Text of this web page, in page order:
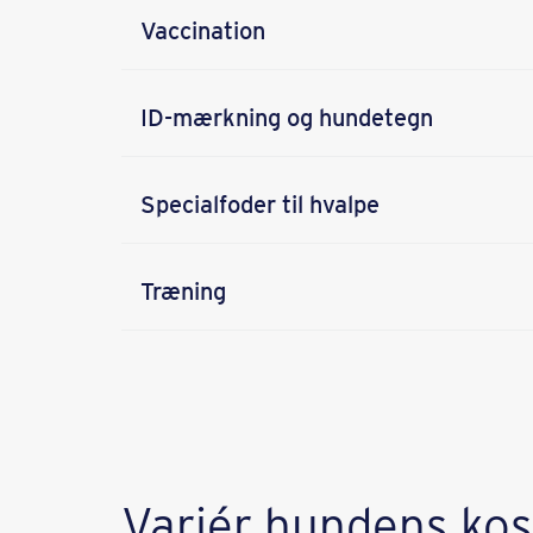
Vaccination
ID-mærkning og hundetegn
Specialfoder til hvalpe
Træning